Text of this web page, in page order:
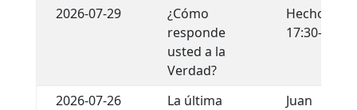
2026-07-29
¿Cómo
responde
usted a la
Verdad?
Hechos
17:30-31
2026-07-26
La última
Juan